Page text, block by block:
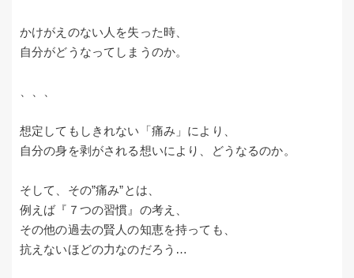
かけがえのない人を失った時、
自分がどうなってしまうのか。
想定してもしきれない「痛み」により、
自分の身を剥がされる想いにより、どうなるのか。
そして、その”痛み”とは、
例えば『７つの習慣』の考え、
その他の過去の賢人の知恵を持っても、
抗えないほどの力なのだろう…